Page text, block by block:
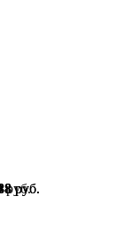
руб.
руб.
руб.